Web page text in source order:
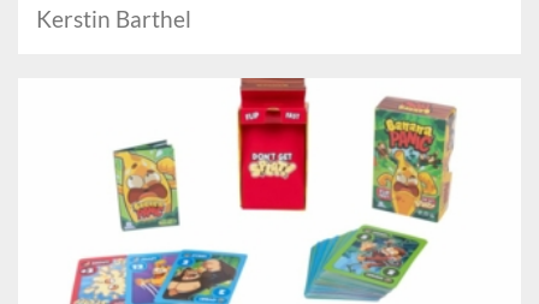
Kerstin Barthel